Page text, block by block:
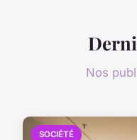
Nos
SOCIÉTÉ